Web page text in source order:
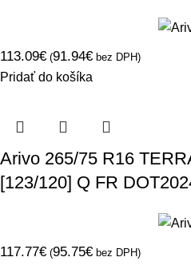
113.09€ (91.94€ bez DPH)
Pridať do košíka
Arivo 265/75 R16
[123/120] Q FR
117.77€ (95.75€ bez DPH)